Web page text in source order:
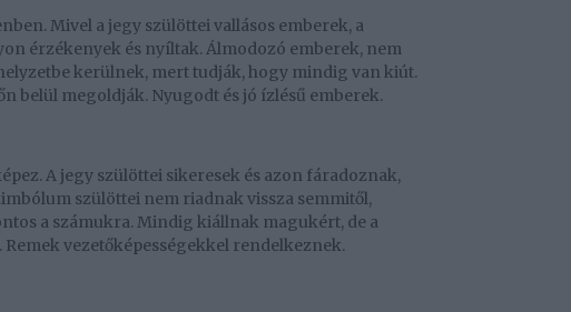
Mivel a jegy szülöttei vallásos emberek, a
érzékenyek és nyíltak. Álmodozó emberek, nem
kerülnek, mert tudják, hogy mindig van kiút.
belül megoldják. Nyugodt és jó ízlésű emberek.
A jegy szülöttei sikeresek és azon fáradoznak,
szülöttei nem riadnak vissza semmitől,
a számukra. Mindig kiállnak magukért, de a
vezetőképességekkel rendelkeznek.